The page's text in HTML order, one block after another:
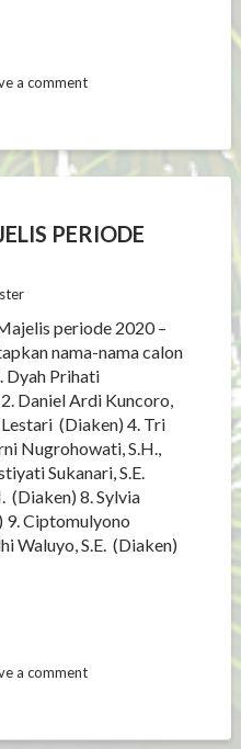
a comment
PERIODE
periode 2020 –
nama-nama calon
Dyah Prihati
Daniel Ardi Kuncoro,
(Diaken) 4. Tri
Nugrohowati, S.H.,
Sukanari, S.E.
(Diaken) 8. Sylvia
9. Ciptomulyono
Waluyo, S.E. (Diaken)
a comment